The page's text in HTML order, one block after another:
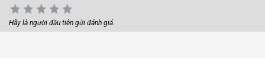
Hãy là người đầu tiên gửi đánh giá.